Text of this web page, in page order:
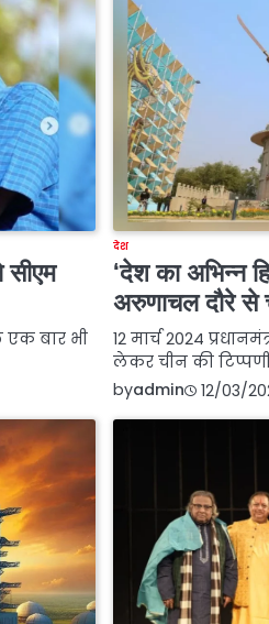
एक बार भी
देश
‘देश का अभिन्न
अरुणाचल दौरे से
12 मार्च 2024
लेकर चीन की
byadmin 12/03/